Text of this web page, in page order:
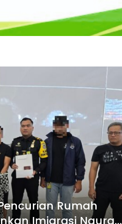
Rumah
Imigrasi Ngurah